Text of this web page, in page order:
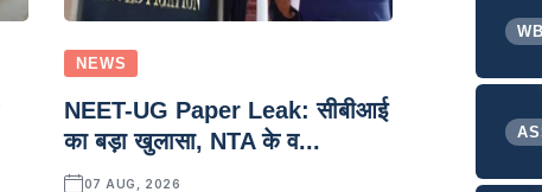
NEWS
NEET-UG Paper Leak: सीबीआई
का बड़ा खुलासा, NTA के व...
07 AUG, 2026